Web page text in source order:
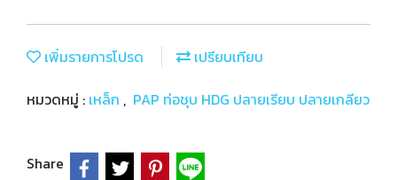
เพิ่มรายการโปรด
เปรียบเทียบ
หมวดหมู่ : เหล็ก , PAP ท่อชุบ HDG ปลายเรียบ ปลายเกลียว
Share